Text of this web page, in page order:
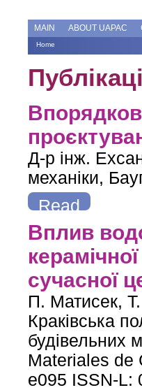
MAIN ABOUT UAPAC
You are here
Home
Д-р інж.
механіки,
Read
more
Вплив
сучасної
П. Матисек,
Краківська
будівельних
Materiales de
e095 ISSN-L: